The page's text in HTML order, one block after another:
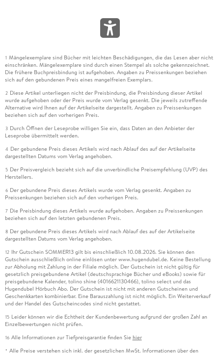
1 Mängelexemplare sind Bücher mit leichten Beschädigungen, die das Lesen aber nicht
einschränken. Mängelexemplare sind durch einen Stempel als solche gekennzeichnet.
Die frühere Buchpreisbindung ist aufgehoben. Angaben zu Preissenkungen beziehen
sich auf den gebundenen Preis eines mangelfreien Exemplars.
2 Diese Artikel unterliegen nicht der Preisbindung, die Preisbindung dieser Artikel
wurde aufgehoben oder der Preis wurde vom Verlag gesenkt. Die jeweils zutreffende
Alternative wird Ihnen auf der Artikelseite dargestellt. Angaben zu Preissenkungen
beziehen sich auf den vorherigen Preis.
3 Durch Öffnen der Leseprobe willigen Sie ein, dass Daten an den Anbieter der
Leseprobe übermittelt werden.
4 Der gebundene Preis dieses Artikels wird nach Ablauf des auf der Artikelseite
dargestellten Datums vom Verlag angehoben.
5 Der Preisvergleich bezieht sich auf die unverbindliche Preisempfehlung (UVP) des
Herstellers.
6 Der gebundene Preis dieses Artikels wurde vom Verlag gesenkt. Angaben zu
Preissenkungen beziehen sich auf den vorherigen Preis.
7 Die Preisbindung dieses Artikels wurde aufgehoben. Angaben zu Preissenkungen
beziehen sich auf den letzten gebundenen Preis.
8 Der gebundene Preis dieses Artikels wird nach Ablauf des auf der Artikelseite
dargestellten Datums vom Verlag angehoben.
12 Ihr Gutschein SOMMER13 gilt bis einschließlich 10.08.2026. Sie können den
Gutschein ausschließlich online einlösen unter www.hugendubel.de. Keine Bestellung
zur Abholung mit Zahlung in der Filiale möglich. Der Gutschein ist nicht gültig für
gesetzlich preisgebundene Artikel (deutschsprachige Bücher und eBooks) sowie für
preisgebundene Kalender, tolino shine (4016621130466), tolino select und das
Hugendubel Hörbuch Abo. Der Gutschein ist nicht mit anderen Gutscheinen und
Geschenkkarten kombinierbar. Eine Barauszahlung ist nicht möglich. Ein Weiterverkauf
und der Handel des Gutscheincodes sind nicht gestattet.
15 Leider können wir die Echtheit der Kundenbewertung aufgrund der großen Zahl an
Einzelbewertungen nicht prüfen.
16 Alle Informationen zur Tiefpreisgarantie finden Sie hier
* Alle Preise verstehen sich inkl. der gesetzlichen MwSt. Informationen über den